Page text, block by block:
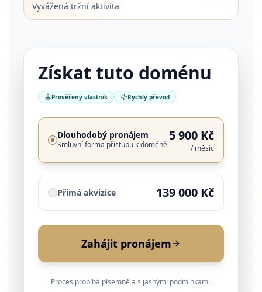
Vyvážená tržní aktivita
Získat tuto doménu
Prověřený vlastník Rychlý převod
Dlouhodobý pronájem
Smluvní forma přístupu k doméně
5 900 Kč
/ měsíc
Přímá akvizice 139 000 Kč
Zahájit pronájem
Proces probíhá písemně a s jasnými podmínkami.